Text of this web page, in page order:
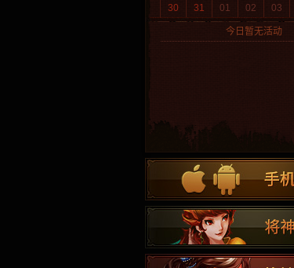
30
31 01 02 03
今日暂无活动